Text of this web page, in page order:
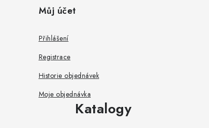
Můj účet
Přihlášení
Registrace
Historie objednávek
Moje objednávka
Katalogy